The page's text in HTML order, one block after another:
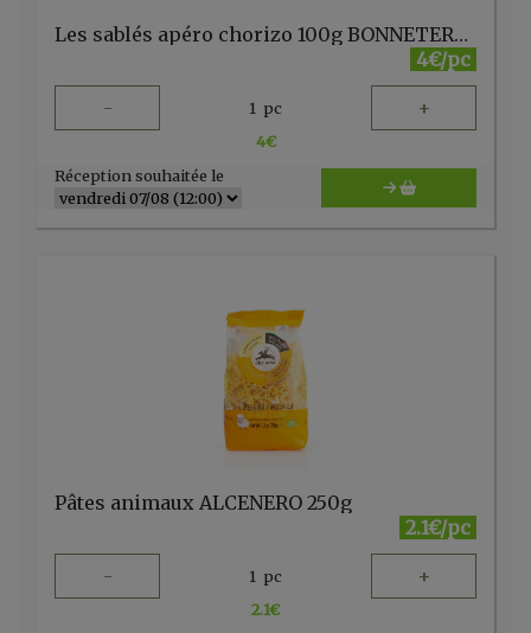
Les sablés apéro chorizo 100g BONNETERRE
4€/pc
- 1 pc +
4€
Réception souhaitée le
Pâtes animaux ALCENERO 250g
2.1€/pc
- 1 pc +
2.1€